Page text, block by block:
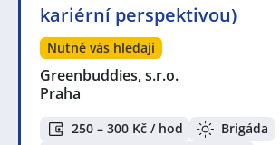
kariérní perspektivou)
Nutně vás hledají
Greenbuddies, s.r.o.
Praha
250 – 300 Kč / hod
Brigáda